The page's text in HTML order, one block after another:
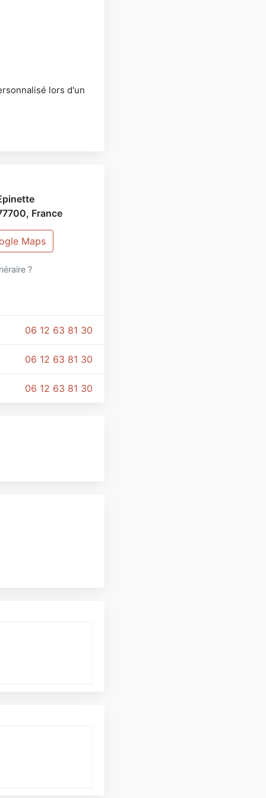
lors d'un
, France
Maps
?
06 12 63 81 30
06 12 63 81 30
06 12 63 81 30